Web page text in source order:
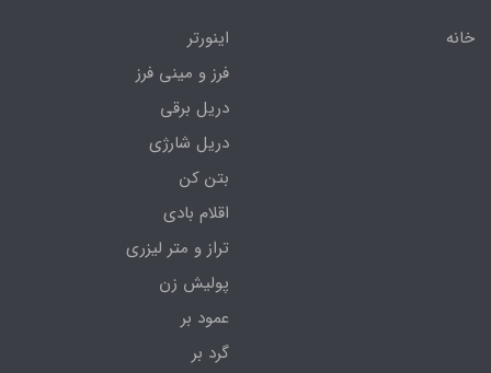
خانه
اینورتر
فرز و مینی فرز
دریل برقی
دریل شارژی
بتن کن
اقلام بادی
تراز و متر لیزری
پولیش زن
عمود بر
گرد بر